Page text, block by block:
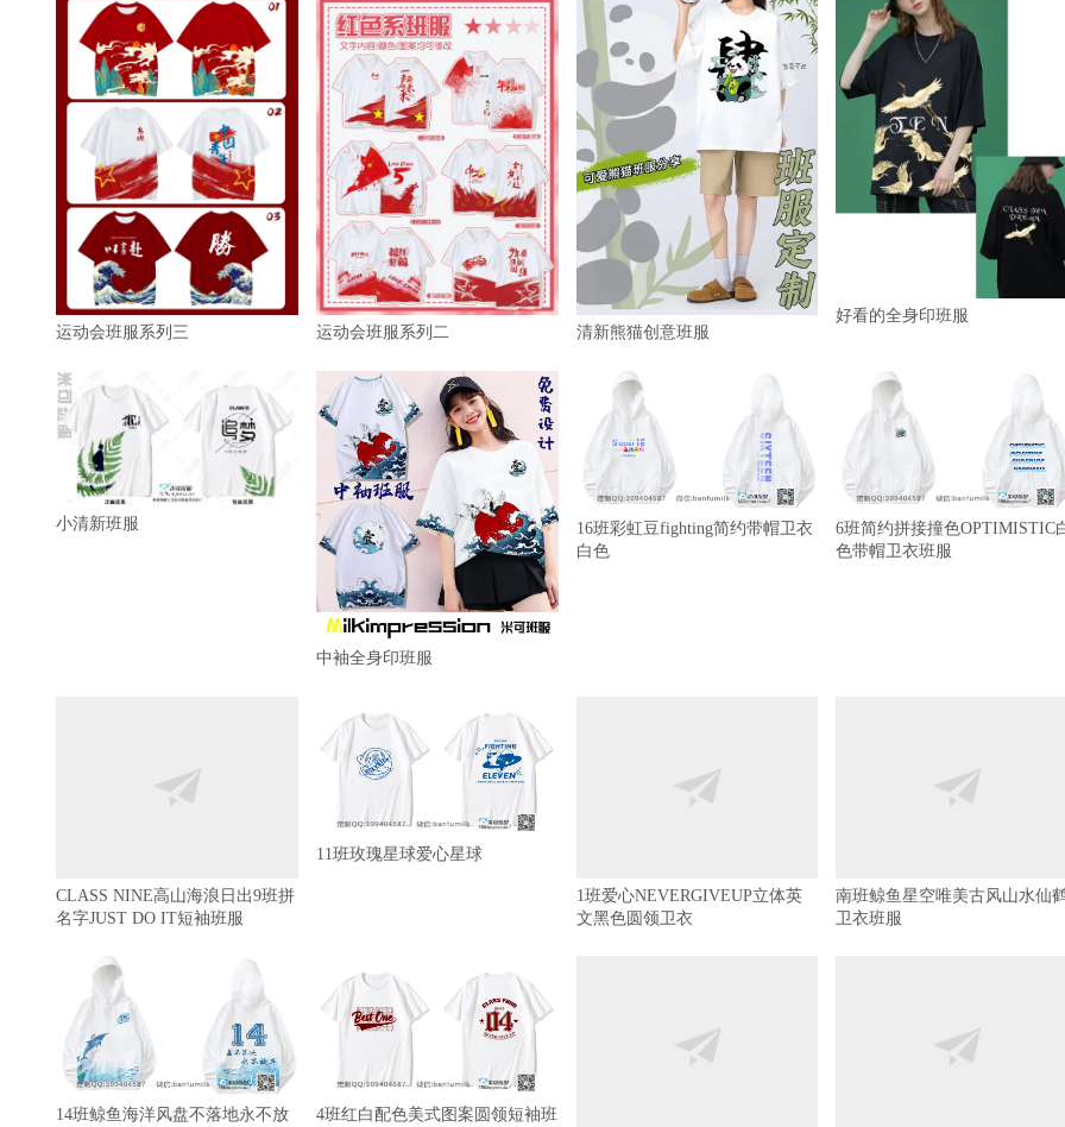
运动会班服系列三 运动会班服系列二 清新熊猫创意班服
好看的全身印班服
小清新班服
中袖全身印班服
16班彩虹豆fighting简约带帽卫衣
白色
6班简约拼接撞色OPTIMISTIC
色带帽卫衣班服
CLASS NINE高山海浪日出9班拼
名字JUST DO IT短袖班服
11班玫瑰星球爱心星球
14班鲸鱼海洋风盘不落地永不放 4班红白配色美式图案圆领短袖班